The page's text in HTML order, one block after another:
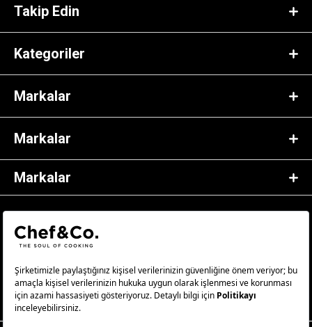
Takip Edin
Kategoriler
Markalar
Markalar
Markalar